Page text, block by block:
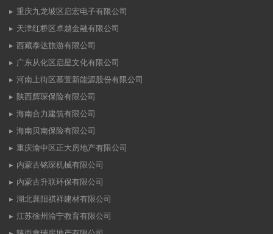
重庆九龙坡区启宏电子有限公司
天津红桥区卓越金融有限公司
西藏泰达旅游有限公司
广东从化区启星文化有限公司
河南上街区慕萱新能源股份有限公司
陕西辉琛保险有限公司
海南合力建筑有限公司
海南贝南保险有限公司
重庆渝中区正大房地产有限公司
内蒙古铭琛机械有限公司
内蒙古升联环保有限公司
湖北襄阳祺祥建材有限公司
江苏徐州渝宁教育有限公司